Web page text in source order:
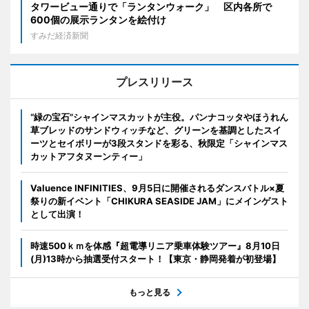
タワービュー通りで「ランタンウォーク」 区内各所で
600個の展示ランタンを絵付け
すみだ経済新聞
プレスリリース
“緑の宝石”シャインマスカットが主役。パンナコッタやほうれん
草ブレッドのサンドウィッチなど、グリーンを基調としたスイ
ーツとセイボリーが3段スタンドを彩る、秋限定「シャインマス
カットアフタヌーンティー」
Valuence INFINITIES、9月5日に開催されるダンスバトル×夏
祭りの新イベント「CHIKURA SEASIDE JAM」にメインゲスト
として出演！
時速500ｋｍを体感『超電導リニア乗車体験ツアー』8月10日
(月)13時から抽選受付スタート！【東京・静岡発着が初登場】
もっと見る